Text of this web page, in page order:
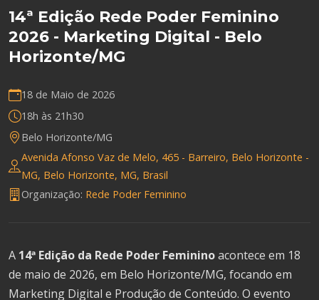
14ª Edição Rede Poder Feminino
2026 - Marketing Digital - Belo
Horizonte/MG
18 de Maio de 2026
18h às 21h30
Belo Horizonte/MG
Avenida Afonso Vaz de Melo, 465 - Barreiro, Belo Horizonte -
MG, Belo Horizonte, MG, Brasil
Organização: Rede Poder Feminino
A 14ª Edição da Rede Poder Femininoacontece em 18
de maio de 2026, em Belo Horizonte/MG, focando em
Marketing Digital e Produção de Conteúdo. O evento